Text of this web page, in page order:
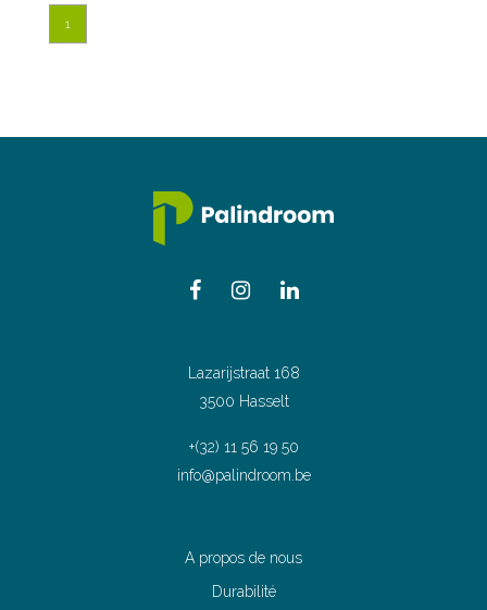
1
Lazarijstraat 168
3500 Hasselt
+(32) 11 56 19 50
info@palindroom.be
A propos de nous
Durabilité